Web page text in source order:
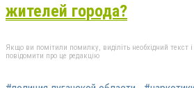
жителей города?
Якщо ви помітили помилку, виділіть необхідний текст
повідомити про це редакцію